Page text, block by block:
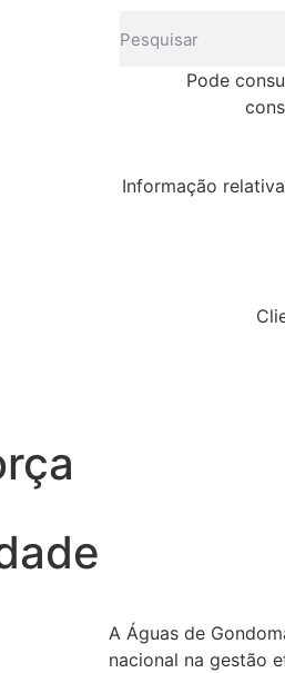
Pode
Informação
A Águas de
nacional na gestão